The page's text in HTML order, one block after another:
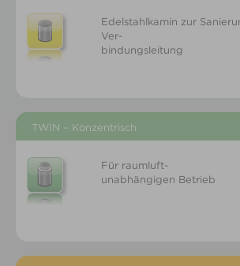
Edelstahlkamin zur
Ver-
bindungsleitung
TWIN – Konzentrisch
Für raumluft-
unabhängigen Betrieb